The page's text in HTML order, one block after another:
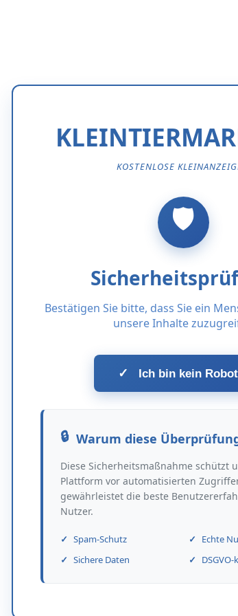
KOSTENLOSE
Bestätigen Sie bitte, dass Sie ein
unsere Inhalte
✓ Ich bin kein
Warum diese
Diese Sicherheitsmaßnahme schützt
Plattform vor automatisierten
gewährleistet die beste
Nutzer.
Spam-Schutz
Echte
Sichere Daten